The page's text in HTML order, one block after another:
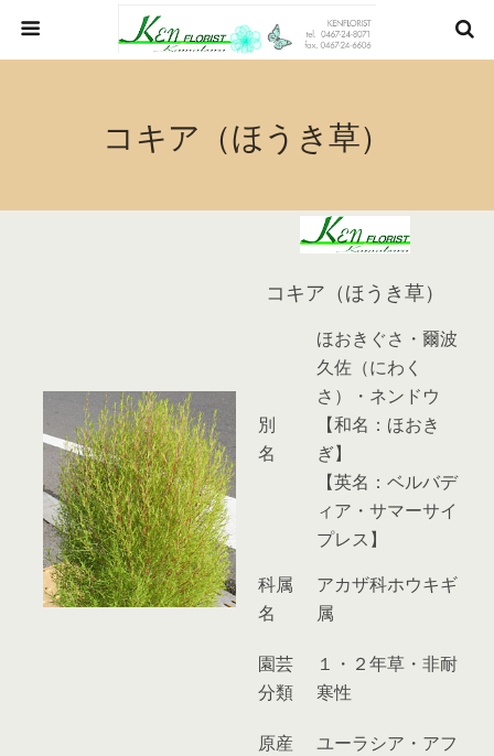
コキア（ほうき草）
コキア（ほうき草）
別
名
ほおきぐさ・爾波
久佐（にわく
さ）・ネンドウ
【和名：ほおき
ぎ】
【英名：ベルバデ
ィア・サマーサイ
プレス】
科属
名
アカザ科ホウキギ
属
園芸
分類
１・２年草・非耐
寒性
原産
ユーラシア・アフ